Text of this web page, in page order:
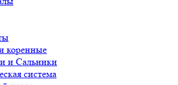
коренные
и Сальники
система